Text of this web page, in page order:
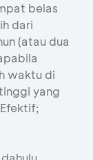
belas
dari
(atau dua
waktu di
yang